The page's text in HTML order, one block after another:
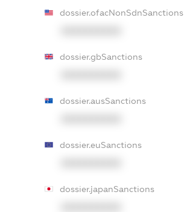
dossier.ofacNonSdnSanctions
dossier.gbSanctions
dossier.ausSanctions
dossier.euSanctions
dossier.japanSanctions